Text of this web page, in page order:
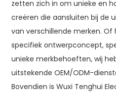
zetten zich in om unieke en
creëren die aansluiten bij de
van verschillende merken. Of
specifiek ontwerpconcept,
unieke merkbehoeften, wij
uitstekende OEM/ODM-
Bovendien is Wuxi Tenghui